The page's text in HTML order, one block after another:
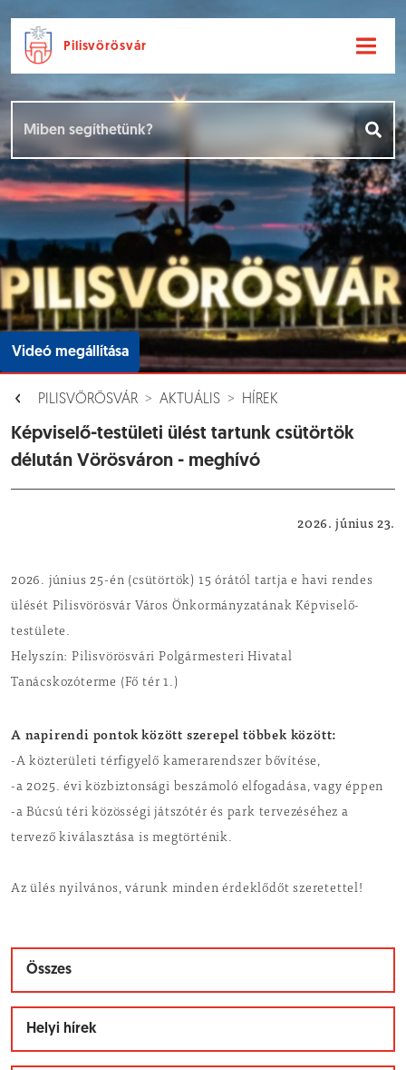
Ugrás a fő tartalomhoz
Pilisvörösvár
Videó megállítása
PILISVÖRÖSVÁR AKTUÁLIS HÍREK
Képviselő-testületi ülést tartunk csütörtök
délután Vörösváron - meghívó
2026. június 23.
2026. június 25-én (csütörtök) 15 órától tartja e havi rendes
ülését Pilisvörösvár Város Önkormányzatának Képviselő-
testülete.
Helyszín: Pilisvörösvári Polgármesteri Hivatal
Tanácskozóterme (Fő tér 1.)
A napirendi pontok között szerepel többek között:
-A közterületi térfigyelő kamerarendszer bővítése,
-a 2025. évi közbiztonsági beszámoló elfogadása, vagy éppen
-a Búcsú téri közösségi játszótér és park tervezéséhez a
tervező kiválasztása is megtörténik.
Az ülés nyilvános, várunk minden érdeklődőt szeretettel!
Összes
Helyi hírek
Hírek [
Események []
Dokumentumok [
Aloldalak []